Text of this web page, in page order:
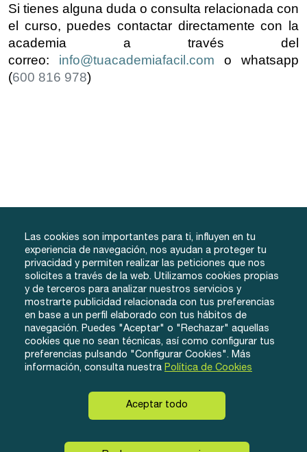
Si tienes alguna duda o consulta relacionada con
el curso, puedes contactar directamente con la
academia a través del
correo: info@tuacademiafacil.com o whatsapp
(600 816 978)
info@tuacademiafacil.com
600 816 978
Grados
Método
Conócenos
Testimonios
Contacto
Iniciar Sesión
Regístrate
Instagram Twitter Facebook
Las cookies son importantes para ti, influyen en tu
experiencia de navegación, nos ayudan a proteger tu
privacidad y permiten realizar las peticiones que nos
solicites a través de la web. Utilizamos cookies propias
y de terceros para analizar nuestros servicios y
mostrarte publicidad relacionada con tus preferencias
en base a un perfil elaborado con tus hábitos de
navegación. Puedes "Aceptar" o "Rechazar" aquellas
cookies que no sean técnicas, así como configurar tus
preferencias pulsando "Configurar Cookies". Más
información, consulta nuestra Política de Cookies
Aceptar todo